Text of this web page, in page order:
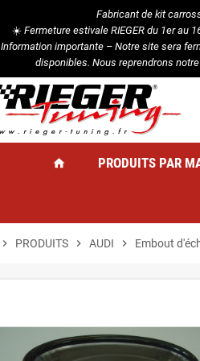
Fabricant de kit
☀️ Fermeture estivale RIEGER du 1er au
Information importante – Notre site sera
disponibles. Nous reprendrons
home PRODUITS PAR
chevron_right PRODUITS chevron_right AUDI chevron_right Embout